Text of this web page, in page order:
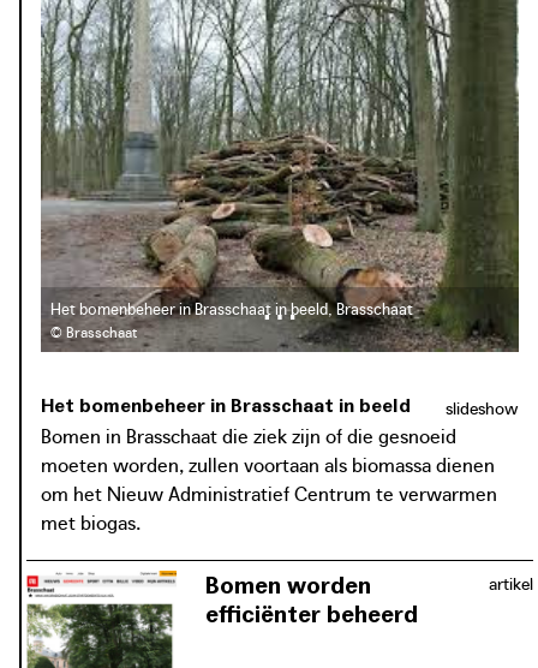
Het bomenbeheer in Brasschaat in beeld, Brasschaat
© Brasschaat
slideshow
Het bomenbeheer in Brasschaat in beeld
Bomen in Brasschaat die ziek zijn of die gesnoeid
moeten worden, zullen voortaan als biomassa dienen
om het Nieuw Administratief Centrum te verwarmen
met biogas.
artikel
Bomen worden
efficiënter beheerd